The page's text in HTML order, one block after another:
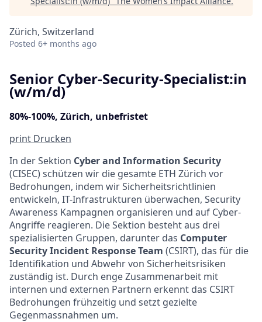
Zürich, Switzerland
Posted 6+ months ago
Senior Cyber-Security-Specialist:in
(w/m/d)
80%-100%, Zürich, unbefristet
print Drucken
In der Sektion Cyber and Information Security
(CISEC) schützen wir die gesamte ETH Zürich vor
Bedrohungen, indem wir Sicherheitsrichtlinien
entwickeln, IT-Infrastrukturen überwachen, Security
Awareness Kampagnen organisieren und auf Cyber-
Angriﬀe reagieren. Die Sektion besteht aus drei
spezialisierten Gruppen, darunter das Computer
Security Incident Response Team (CSIRT), das für die
Identifikation und Abwehr von Sicherheitsrisiken
zuständig ist. Durch enge Zusammenarbeit mit
internen und externen Partnern erkennt das CSIRT
Bedrohungen frühzeitig und setzt gezielte
Gegenmassnahmen um.